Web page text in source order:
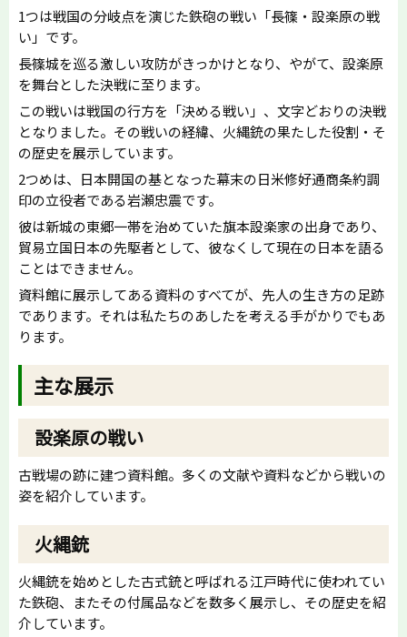
1つは戦国の分岐点を演じた鉄砲の戦い「長篠・設楽原の戦
い」です。
長篠城を巡る激しい攻防がきっかけとなり、やがて、設楽原
を舞台とした決戦に至ります。
この戦いは戦国の行方を「決める戦い」、文字どおりの決戦
となりました。その戦いの経緯、火縄銃の果たした役割・そ
の歴史を展示しています。
2つめは、日本開国の基となった幕末の日米修好通商条約調
印の立役者である岩瀬忠震です。
彼は新城の東郷一帯を治めていた旗本設楽家の出身であり、
貿易立国日本の先駆者として、彼なくして現在の日本を語る
ことはできません。
資料館に展示してある資料のすべてが、先人の生き方の足跡
であります。それは私たちのあしたを考える手がかりでもあ
ります。
主な展示
設楽原の戦い
古戦場の跡に建つ資料館。多くの文献や資料などから戦いの
姿を紹介しています。
火縄銃
火縄銃を始めとした古式銃と呼ばれる江戸時代に使われてい
た鉄砲、またその付属品などを数多く展示し、その歴史を紹
介しています。